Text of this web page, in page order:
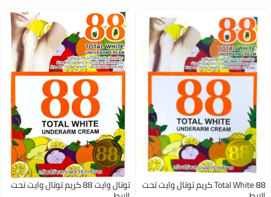
88 Total White كريم توتال وايت تحت توتال وايت 88 كريم توتال وايت تحت